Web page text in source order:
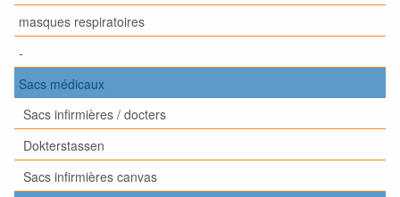
masques respiratoires
-
Sacs médicaux
Sacs infirmières / docters
Dokterstassen
Sacs infirmières canvas